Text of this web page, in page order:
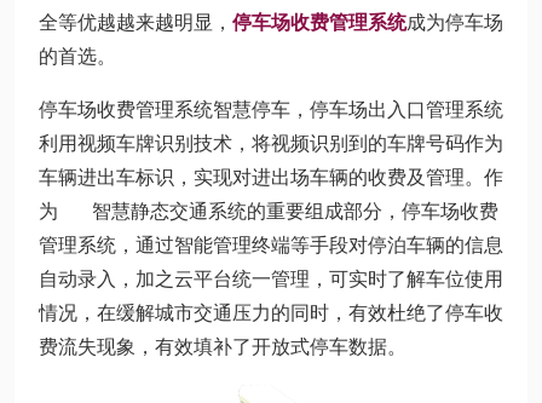
全等优越越来越明显， 停车场收费管理系统成为停车场
的首选。
停车场收费管理系统智慧停车，停车场出入口管理系统
利用视频车牌识别技术，将视频识别到的车牌号码作为
车辆进出车标识，实现对进出场车辆的收费及管理。作
为 智慧静态交通系统的重要组成部分，停车场收费
管理系统，通过智能管理终端等手段对停泊车辆的信息
自动录入，加之云平台统一管理，可实时了解车位使用
情况，在缓解城市交通压力的同时，有效杜绝了停车收
费流失现象，有效填补了开放式停车数据。